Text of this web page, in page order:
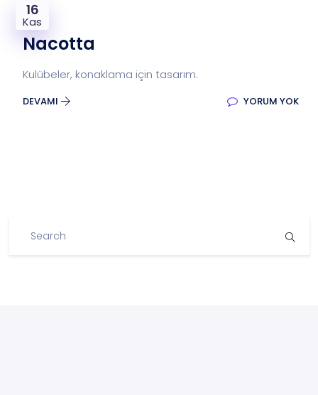
16
Kas
Nacotta
Kulübeler, konaklama için tasarım.
DEVAMI YORUM YOK